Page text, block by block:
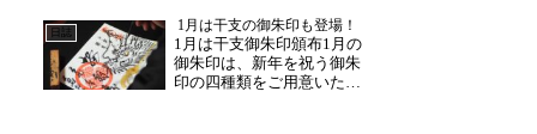
受けられました。坐禅を体
験したこと、ご家族やご友
人にもお話頂けると有難
い...
日誌 1月は干支の御朱印も登場！
1月は干支御朱印頒布1月の
御朱印は、新年を祝う御朱
印の四種類をご用意いたし